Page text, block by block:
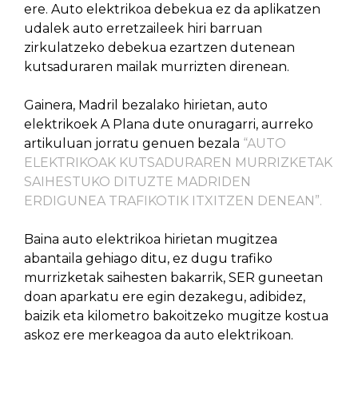
ere. Auto elektrikoa debekua ez da aplikatzen
udalek auto erretzaileek hiri barruan
zirkulatzeko debekua ezartzen dutenean
kutsaduraren mailak murrizten direnean.
Gainera, Madril bezalako hirietan, auto
elektrikoek A Plana dute onuragarri, aurreko
artikuluan jorratu genuen bezala “AUTO
ELEKTRIKOAK KUTSADURAREN MURRIZKETAK
SAIHESTUKO DITUZTE MADRIDEN
ERDIGUNEA TRAFIKOTIK ITXITZEN DENEAN”.
Baina auto elektrikoa hirietan mugitzea
abantaila gehiago ditu, ez dugu trafiko
murrizketak saihesten bakarrik, SER guneetan
doan aparkatu ere egin dezakegu, adibidez,
baizik eta kilometro bakoitzeko mugitze kostua
askoz ere merkeagoa da auto elektrikoan.